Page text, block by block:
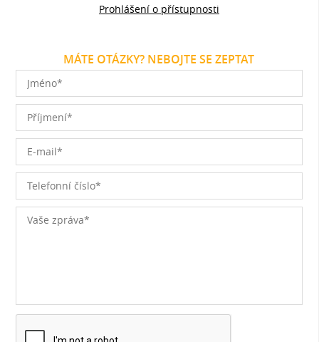
Prohlášení o přístupnosti
MÁTE OTÁZKY? NEBOJTE SE ZEPTAT